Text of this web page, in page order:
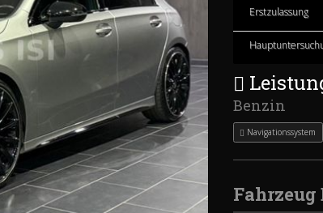
Erstzulassung
Benzin
Navigationssystem